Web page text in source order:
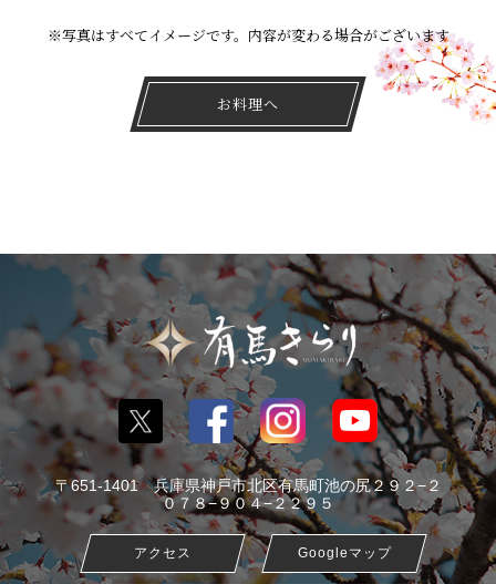
※写真はすべてイメージです。内容が変わる場合がございます
お料理へ
〒651-1401 兵庫県神戸市北区有馬町池の尻２９２−２
０７８−９０４−２２９５
アクセス Googleマップ